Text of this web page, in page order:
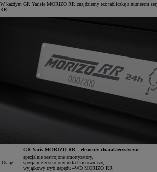
W każdym GR Yarisie MORIZO RR znajdziemy też tabliczkę z numerem
RR.
GR Yaris MORIZO RR – elementy charakterystyczne
Osiągi
specjalnie zestrojone amortyzatory,
specjalnie zestrojony układ kierowniczy,
wyjątkowy tryb napędu 4WD MORIZO RR